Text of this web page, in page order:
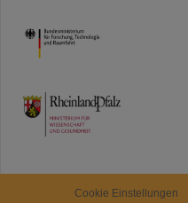
HMWK
TMWWDG
Cookie Einstellungen